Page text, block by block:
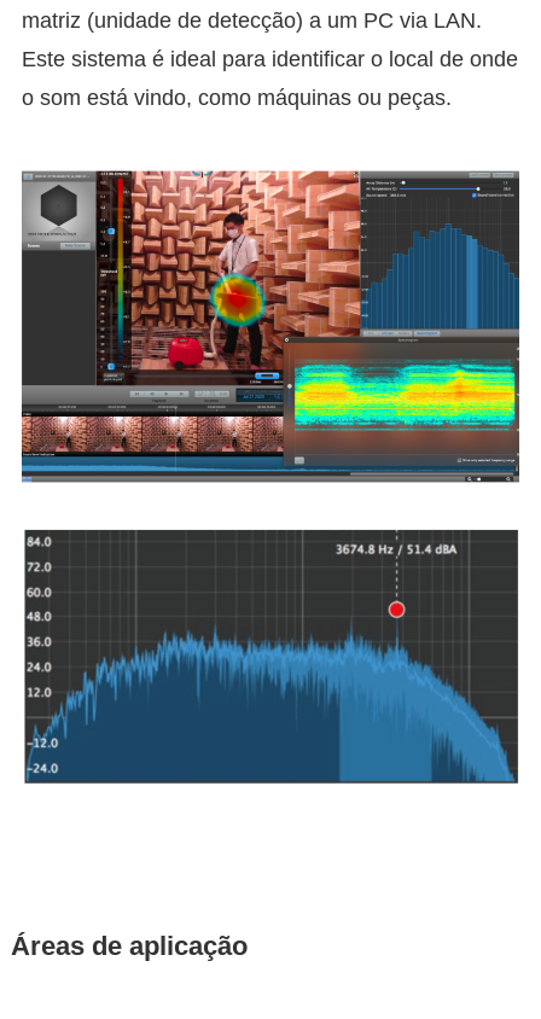
matriz (unidade de detecção) a um PC via LAN.
Este sistema é ideal para identificar o local de onde
o som está vindo, como máquinas ou peças.
Áreas de aplicação